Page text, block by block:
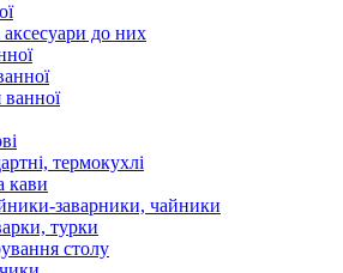
аксесуари до них
термокухлі
кави
заварники, чайники
турки
столу